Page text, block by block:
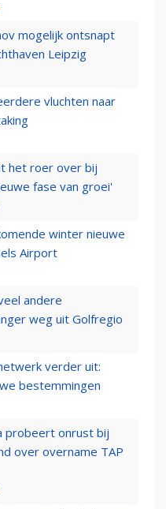
mogelijk ontsnapt
Leipzig
vluchten naar
het roer over bij
fase van groei'
winter nieuwe
Airport
andere
weg uit Golfregio
verder uit:
bestemmingen
probeert onrust bij
over overname TAP